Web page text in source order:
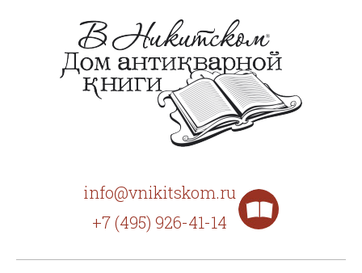
info@vnikitskom.ru
+7 (495) 926-41-14